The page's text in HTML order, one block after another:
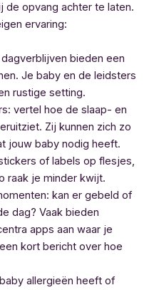
opvang achter te laten.
ervaring:
bieden een
Je baby en de leidsters
rustige setting.
vertel hoe de slaap- en
Zij kunnen zich zo
jouw baby nodig heeft.
of labels op flesjes,
raak je minder kwijt.
kan er gebeld of
dag? Vaak bieden
apps aan waar je
kort bericht over hoe
allergieën heeft of